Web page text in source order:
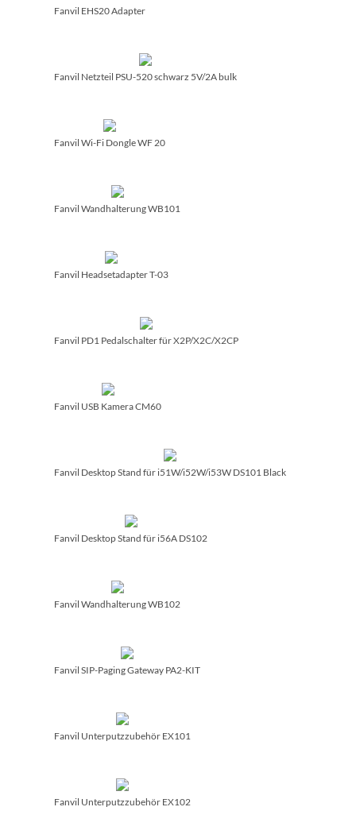
Fanvil EHS20 Adapter
Fanvil Netzteil PSU-520 schwarz 5V/­2A bulk
Fanvil Wi-Fi Dongle WF 20
Fanvil Wandhalterung WB101
Fanvil Headsetadapter T-03
Fanvil PD1 Pedalschalter für X2P/­X2C/­X2CP
Fanvil USB Kamera CM60
Fanvil Desktop Stand für i51W/­i52W/­i53W DS101 Black
Fanvil Desktop Stand für i56A DS102
Fanvil Wandhalterung WB102
Fanvil SIP-Paging Gateway PA2-KIT
Fanvil Unterputzzubehör EX101
Fanvil Unterputzzubehör EX102